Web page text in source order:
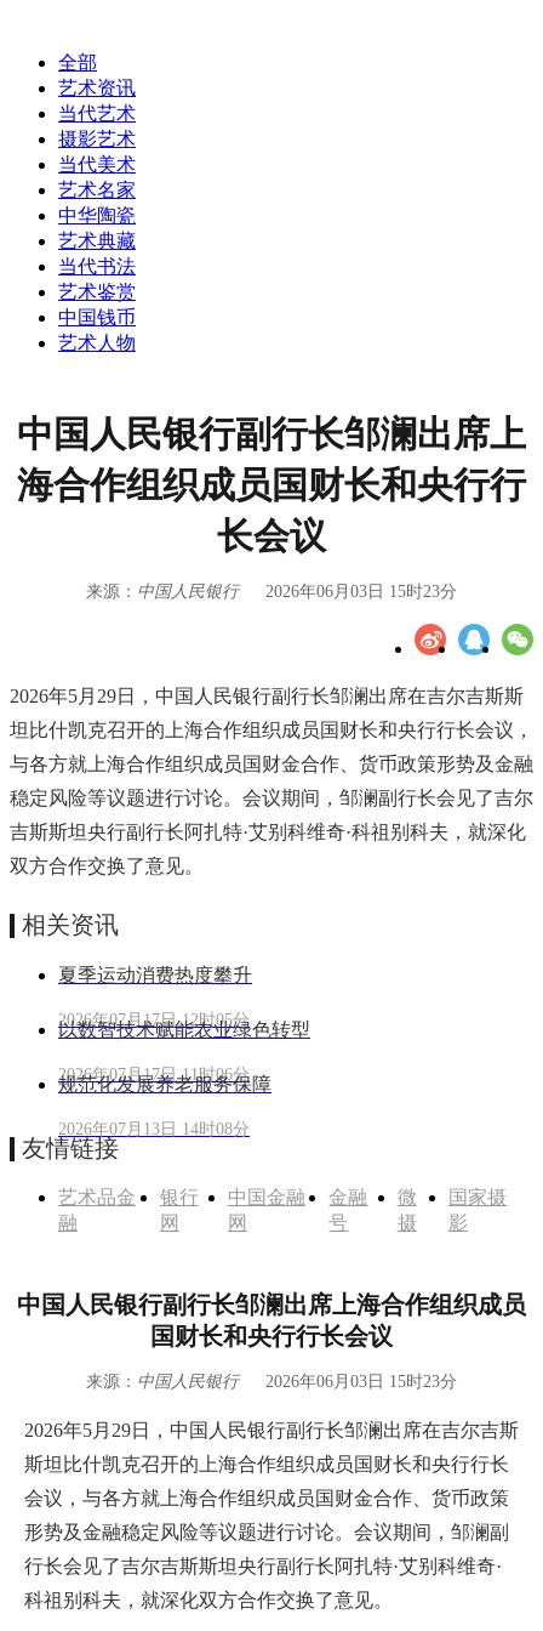
全部
艺术资讯
当代艺术
摄影艺术
当代美术
艺术名家
中华陶瓷
艺术典藏
当代书法
艺术鉴赏
中国钱币
艺术人物
中国人民银行副行长邹澜出席上
海合作组织成员国财长和央行行
长会议
来源： 中国人民银行 2026年06月03日 15时23分
2026年5月29日，中国人民银行副行长邹澜出席在吉尔吉斯斯
坦比什凯克召开的上海合作组织成员国财长和央行行长会议，
与各方就上海合作组织成员国财金合作、货币政策形势及金融
稳定风险等议题进行讨论。会议期间，邹澜副行长会见了吉尔
吉斯斯坦央行副行长阿扎特·艾别科维奇·科祖别科夫，就深化
双方合作交换了意见。
相关资讯
夏季运动消费热度攀升
2026年07月17日 12时05分
以数智技术赋能农业绿色转型
2026年07月17日 11时06分
规范化发展养老服务保障
2026年07月13日 14时08分
友情链接
艺术品金
融
银行
网
中国金融
网
金融
号
微
摄
国家摄
影
中国人民银行副行长邹澜出席上海合作组织成员
国财长和央行行长会议
来源： 中国人民银行 2026年06月03日 15时23分
2026年5月29日，中国人民银行副行长邹澜出席在吉尔吉斯
斯坦比什凯克召开的上海合作组织成员国财长和央行行长
会议，与各方就上海合作组织成员国财金合作、货币政策
形势及金融稳定风险等议题进行讨论。会议期间，邹澜副
行长会见了吉尔吉斯斯坦央行副行长阿扎特·艾别科维奇·
科祖别科夫，就深化双方合作交换了意见。